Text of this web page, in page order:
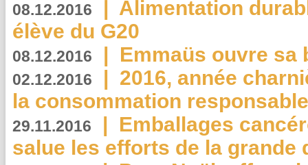
08.12.2016 | Alimentation
élève du G20
08.12.2016 | Emmaüs ouvre sa
02.12.2016 | 2016, année
la consommation
29.11.2016 | Emballages
salue les efforts de la grande